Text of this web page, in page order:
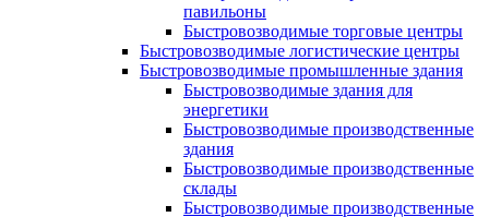
павильоны
Быстровозводимые торговые центры
Быстровозводимые логистические центры
Быстровозводимые промышленные здания
Быстровозводимые здания для
энергетики
Быстровозводимые производственные
здания
Быстровозводимые производственные
склады
Быстровозводимые производственные